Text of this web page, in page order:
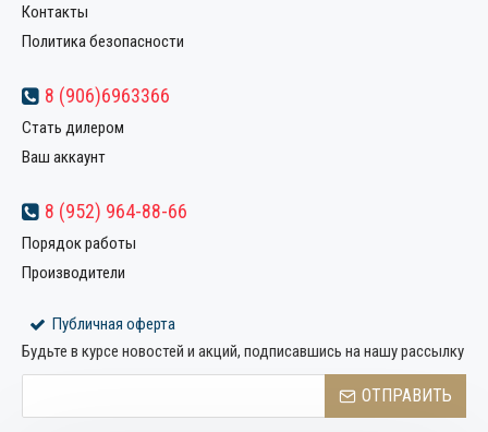
Контакты
Политика безопасности
8 (906)6963366
Стать дилером
Ваш аккаунт
8 (952) 964-88-66
Порядок работы
Производители
Публичная оферта
Будьте в курсе новостей и акций, подписавшись на нашу рассылку
ОТПРАВИТЬ